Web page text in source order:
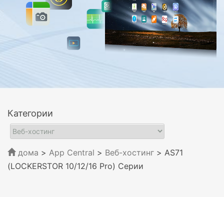
Категории
дома > App Central > Веб-хостинг > AS71
(LOCKERSTOR 10/12/16 Pro) Серии